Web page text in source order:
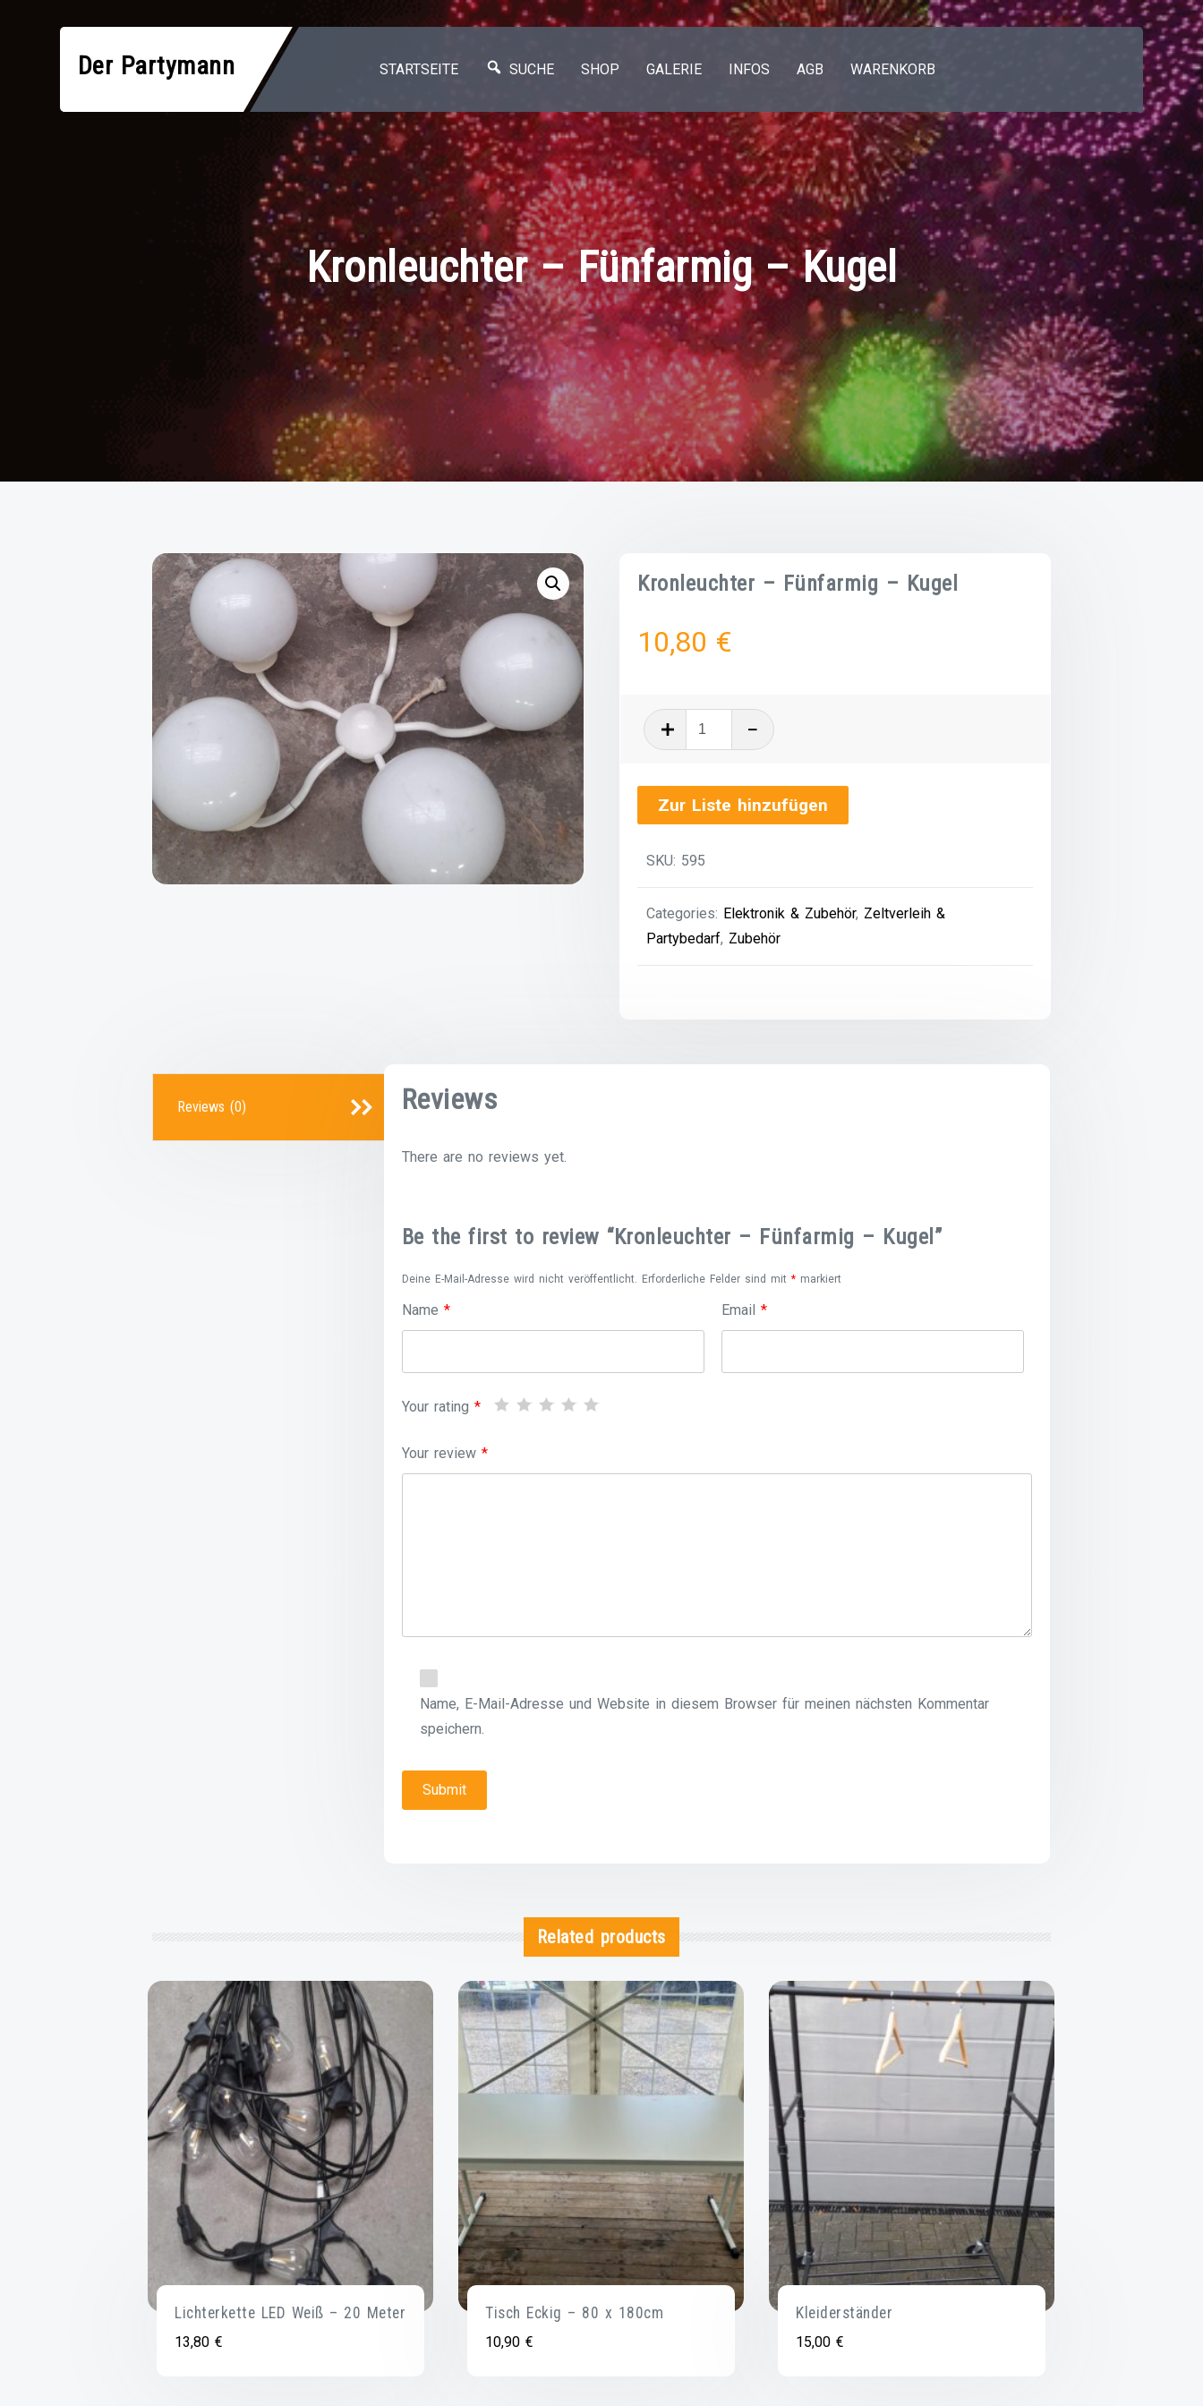
Der Partymann STARTSEITE SUCHE SHOP GALERIE INFOS AGB WARENKORB
Kronleuchter – Fünfarmig – Kugel
Kronleuchter – Fünfarmig – Kugel
10,80 €
Kronleuchter
Zur Liste hinzufügen
SKU: 595
Categories: Elektronik & Zubehör, Zeltverleih &
Partybedarf, Zubehör
Reviews (0) Reviews
There are no reviews yet.
Be the first to review “Kronleuchter – Fünfarmig – Kugel”
Deine E-Mail-Adresse wird nicht veröffentlicht. Erforderliche Felder sind mit *markiert
Name * Email *
Your rating *
Your review *
Name, E-Mail-Adresse und Website in diesem Browser für meinen nächsten Kommentar
speichern.
Related products
Lichterkette LED Weiß – 20 Meter
13,80€
Tisch Eckig – 80 x 180cm
10,90€
Kleiderständer
15,00€